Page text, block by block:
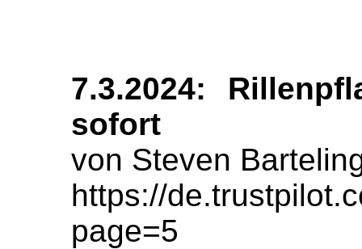
7.3.2024:
sofort
von Steven
https://
page=5